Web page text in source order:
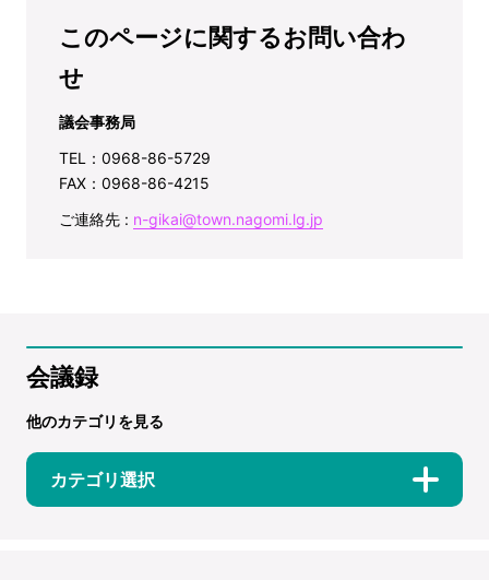
このページに関するお問い合わ
せ
議会事務局
TEL：0968-86-5729
FAX：0968-86-4215
ご連絡先 : n-gikai@town.nagomi.lg.jp
会議録
他のカテゴリを見る
カテゴリ選択